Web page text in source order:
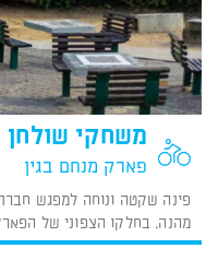
משחקי שולחן
פארק מנחם בגין
פינה שקטה ונוחה למפגש
מהנה. בחלקו הצפוני של